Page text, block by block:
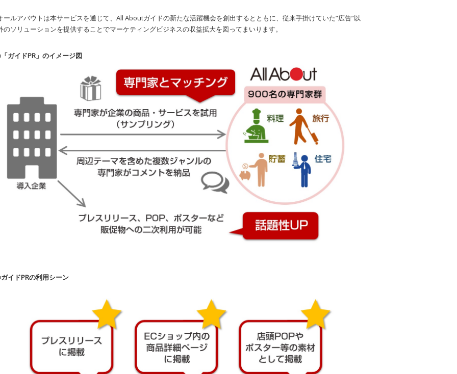
ールアバウトは本サービスを通じて、All Aboutガイドの新たな活躍機会を創出するとともに、従来手掛けていた”広告”以
のソリューションを提供することでマーケティングビジネスの収益拡大を図ってまいります。
ガイドPR」のイメージ図
イドPRの利用シーン